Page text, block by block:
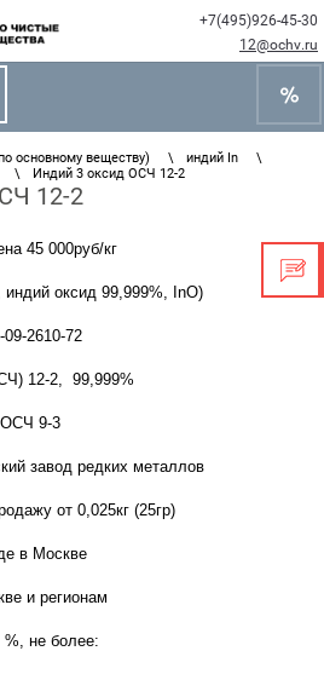
+7(495)926-45-30
12@ochv.ru
основному веществу) \ индий In
\
\ Индий 3 оксид ОСЧ 12-2
12-2
45 000руб/кг
оксид 99,999%, InO)
2610-72
12-2, 99,999%
ОСЧ 9-3
завод редких металлов
от 0,025кг (25гр)
в Москве
и регионам
не более: